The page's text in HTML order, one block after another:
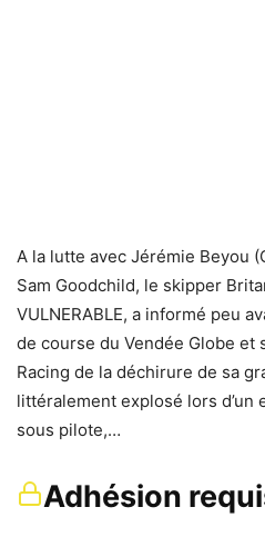
A la lutte avec Jérémie Beyou
Sam Goodchild, le skipper
VULNERABLE, a informé peu
de course du Vendée Globe et
Racing de la déchirure de sa
littéralement explosé lors d’un
sous pilote,…
Adhésion